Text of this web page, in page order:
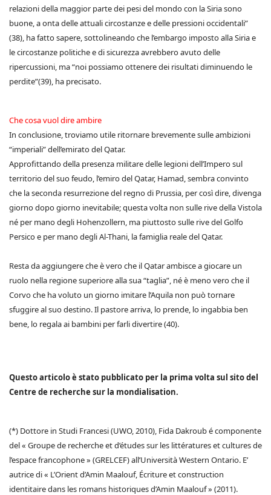
relazioni della maggior parte dei pesi del mondo con la Siria sono
buone, a onta delle attuali circostanze e delle pressioni occidentali”
(38), ha fatto sapere, sottolineando che l’embargo imposto alla Siria e
le circostanze politiche e di sicurezza avrebbero avuto delle
ripercussioni, ma “noi possiamo ottenere dei risultati diminuendo le
perdite”(39), ha precisato.
Che cosa vuol dire ambire
In conclusione, troviamo utile ritornare brevemente sulle ambizioni
“imperiali” dell’emirato del Qatar.
Approfittando della presenza militare delle legioni dell’Impero sul
territorio del suo feudo, l’emiro del Qatar, Hamad, sembra convinto
che la seconda resurrezione del regno di Prussia, per così dire, divenga
giorno dopo giorno inevitabile; questa volta non sulle rive della Vistola
né per mano degli Hohenzollern, ma piuttosto sulle rive del Golfo
Persico e per mano degli Al-Thani, la famiglia reale del Qatar.
Resta da aggiungere che è vero che il Qatar ambisce a giocare un
ruolo nella regione superiore alla sua “taglia”, né è meno vero che il
Corvo che ha voluto un giorno imitare l’Aquila non può tornare
sfuggire al suo destino. Il pastore arriva, lo prende, lo ingabbia ben
bene, lo regala ai bambini per farli divertire (40).
Questo articolo è stato pubblicato per la prima volta sul sito del
Centre de recherche sur la mondialisation.
(*) Dottore in Studi Francesi (UWO, 2010), Fida Dakroub é componente
del « Groupe de recherche et d’études sur les littératures et cultures de
l’espace francophone » (GRELCEF) all’Università Western Ontario. E’
autrice di « L’Orient d’Amin Maalouf, Écriture et construction
identitaire dans les romans historiques d’Amin Maalouf » (2011).